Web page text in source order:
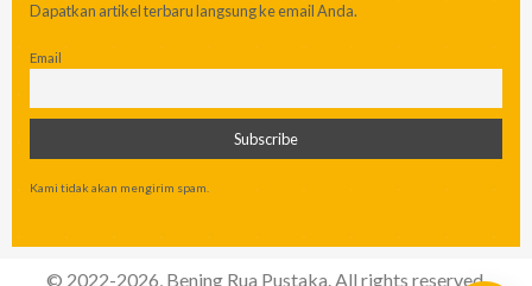
Dapatkan artikel terbaru langsung ke email Anda.
Email
Kami tidak akan mengirim spam.
© 2022-2026, Bening Rua Pustaka. All rights reserved.